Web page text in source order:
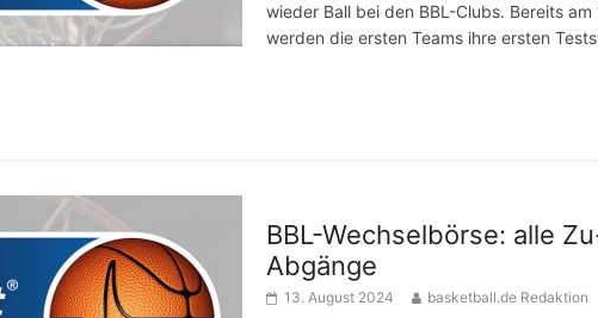
wieder Ball bei den BBL-Clubs. Bereits am
werden die ersten Teams ihre ersten
BBL-Wechselbörse: alle
Abgänge
13. August 2024 basketball.de Redaktion